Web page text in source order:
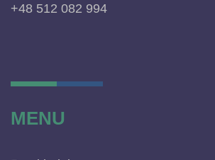
+48 512 082 994
MENU